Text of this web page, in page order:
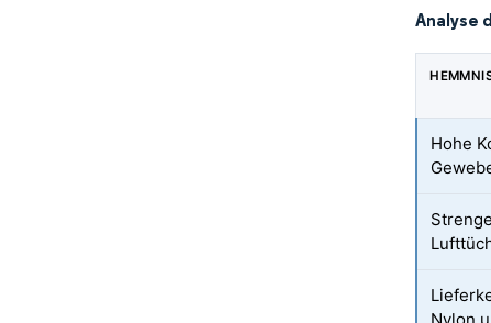
Analyse
Hohe